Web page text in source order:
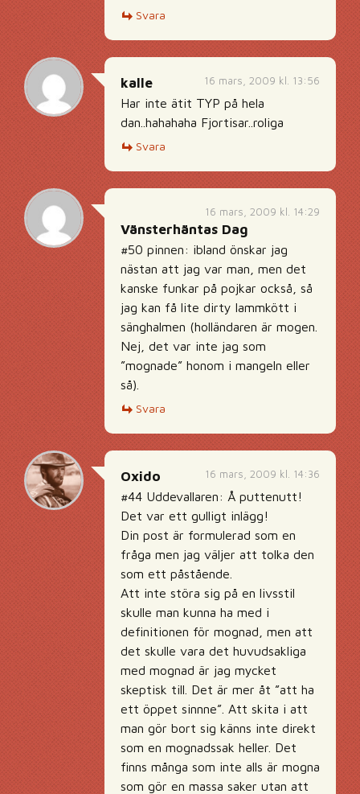
Svara
16 mars, 2009 kl. 13:56
kalle
Har inte ätit TYP på hela
dan..hahahaha Fjortisar..roliga
Svara
16 mars, 2009 kl. 14:29
Vänsterhäntas Dag
#50 pinnen: ibland önskar jag
nästan att jag var man, men det
kanske funkar på pojkar också, så
jag kan få lite dirty lammkött i
sänghalmen (holländaren är mogen.
Nej, det var inte jag som
”mognade” honom i mangeln eller
så).
Svara
16 mars, 2009 kl. 14:36
Oxido
#44 Uddevallaren: Å puttenutt!
Det var ett gulligt inlägg!
Din post är formulerad som en
fråga men jag väljer att tolka den
som ett påstående.
Att inte störa sig på en livsstil
skulle man kunna ha med i
definitionen för mognad, men att
det skulle vara det huvudsakliga
med mognad är jag mycket
skeptisk till. Det är mer åt ”att ha
ett öppet sinnne”. Att skita i att
man gör bort sig känns inte direkt
som en mognadssak heller. Det
finns många som inte alls är mogna
som gör en massa saker utan att